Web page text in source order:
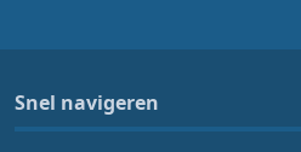
Snel navigeren